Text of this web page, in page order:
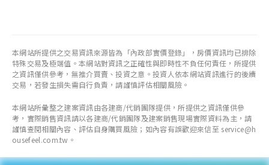
本網站所提供之交易資訊來源皆為「內政部實價登錄」，房價資訊均已排除
特殊交易及極端值。本網站對資訊之正確性與即時性不負任何責任，所提供
之資訊僅供參考，無推介買賣、投資之意。投資人依本網站資訊進行的後續
交易，若發生損失需自行負責，請謹慎評估相關風險。
本網站所彙整之建案資訊由各建商/代銷團隊提供，所提供之資訊僅供參
考，實際銷售資訊請以各建商/代銷團隊及建案銷售現場實際資料為主，請
謹慎查閱相關內容、評估自身購買風險；如內容有誤歡迎來信至 service@h
ousefeel.com.tw。